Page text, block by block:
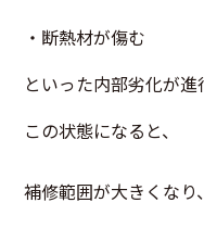
・断熱材が傷む
といった内部劣化が進
この状態になると、
補修範囲が大きくなり、